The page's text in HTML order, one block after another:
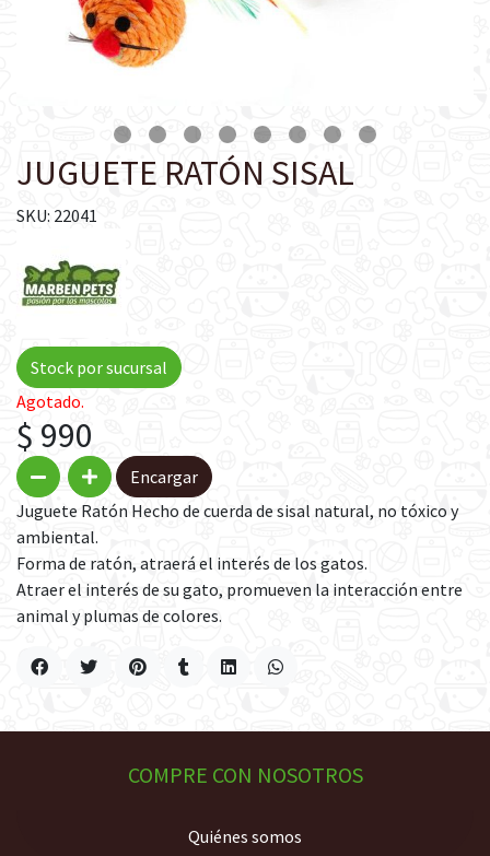
JUGUETE RATÓN SISAL
SKU: 22041
Stock por sucursal
Agotado.
$ 990
Encargar
Juguete Ratón Hecho de cuerda de sisal natural, no tóxico y
ambiental.
Forma de ratón, atraerá el interés de los gatos.
Atraer el interés de su gato, promueven la interacción entre
animal y plumas de colores.
COMPRE CON NOSOTROS
Quiénes somos